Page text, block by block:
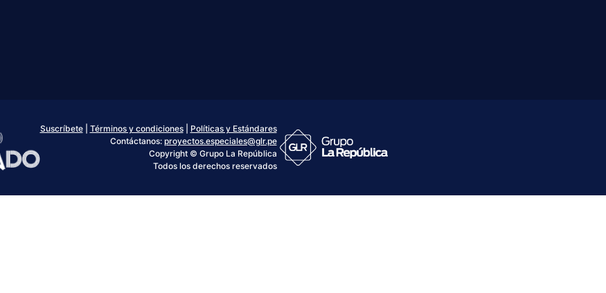
Suscríbete Términos y condiciones
Políticas y Estándares
Contáctanos: proyectos.especiales@glr.pe
Copyright © Grupo La República
Todos los derechos reservados